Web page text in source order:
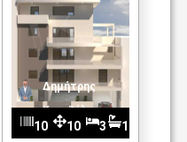
Δημήτρης
Καντζέλης
10
10
3 1